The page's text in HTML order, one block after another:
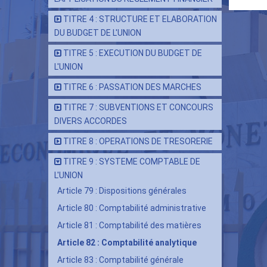
TITRE 4 : STRUCTURE ET ELABORATION
DU BUDGET DE L'UNION
TITRE 5 : EXECUTION DU BUDGET DE
L'UNION
TITRE 6 : PASSATION DES MARCHES
TITRE 7 : SUBVENTIONS ET CONCOURS
DIVERS ACCORDES
TITRE 8 : OPERATIONS DE TRESORERIE
TITRE 9 : SYSTEME COMPTABLE DE
L'UNION
Article 79 : Dispositions générales
Article 80 : Comptabilité administrative
Article 81 : Comptabilité des matières
Article 82 : Comptabilité analytique
Article 83 : Comptabilité générale
pour